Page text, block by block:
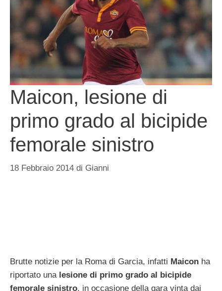
Maicon, lesione di
primo grado al bicipide
femorale sinistro
18 Febbraio 2014 di Gianni
Brutte notizie per la Roma di Garcia, infatti Maicon ha
riportato una lesione di primo grado al bicipide
femorale sinistro, in occasione della gara vinta dai